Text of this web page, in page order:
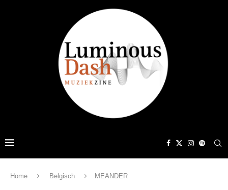
Home Belgisch MEANDER